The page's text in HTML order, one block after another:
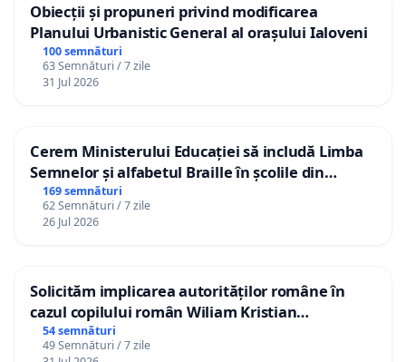
Obiecții și propuneri privind modificarea
Planului Urbanistic General al orașului Ialoveni
100 semnături
63 Semnături / 7 zile
31 Jul 2026
Cerem Ministerului Educației să includă Limba
Semnelor și alfabetul Braille în școlile din
Republica Moldova!
169 semnături
62 Semnături / 7 zile
26 Jul 2026
Solicităm implicarea autorităților române în
cazul copilului român Wiliam Kristian
Gheorghe, aflat în plasament în Danemarca de
12 ani
54 semnături
49 Semnături / 7 zile